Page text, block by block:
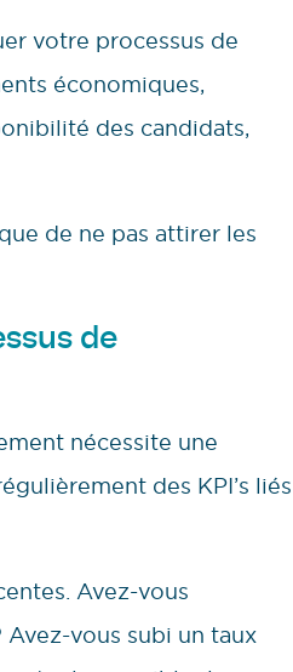
votre processus de
économiques,
des candidats,
de ne pas attirer les
de
nécessite une
des KPI’s liés
Avez-vous
vous subi un taux